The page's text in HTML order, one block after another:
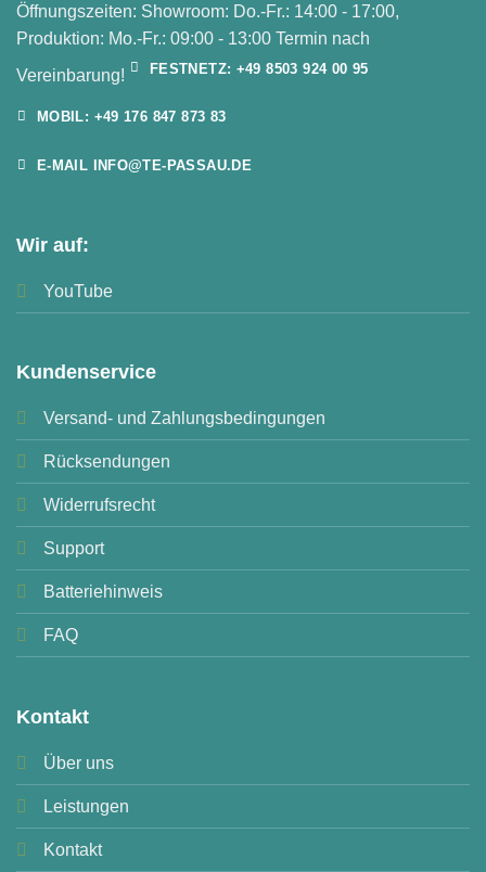
Öffnungszeiten: Showroom: Do.-Fr.: 14:00 - 17:00,
Produktion: Mo.-Fr.: 09:00 - 13:00 Termin nach
Vereinbarung!
FESTNETZ: +49 8503 924 00 95
MOBIL: +49 176 847 873 83
E-MAIL INFO@TE-PASSAU.DE
Wir auf:
YouTube
Kundenservice
Versand- und Zahlungsbedingungen
Rücksendungen
Widerrufsrecht
Support
Batteriehinweis
FAQ
Kontakt
Über uns
Leistungen
Kontakt